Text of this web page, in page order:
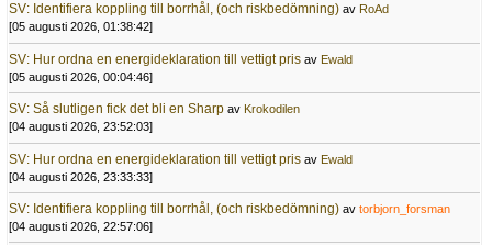
SV: Identifiera koppling till borrhål, (och riskbedömning) av RoAd
[05 augusti 2026, 01:38:42]
SV: Hur ordna en energideklaration till vettigt pris av Ewald
[05 augusti 2026, 00:04:46]
SV: Så slutligen fick det bli en Sharp av Krokodilen
[04 augusti 2026, 23:52:03]
SV: Hur ordna en energideklaration till vettigt pris av Ewald
[04 augusti 2026, 23:33:33]
SV: Identifiera koppling till borrhål, (och riskbedömning) av torbjorn_forsman
[04 augusti 2026, 22:57:06]